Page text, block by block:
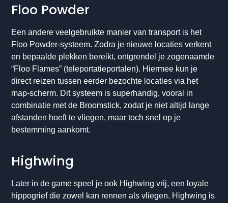
Floo Powder
Een andere veelgebruikte manier van transport is het
Floo Powder-systeem. Zodra je nieuwe locaties verkent
en bepaalde plekken bereikt, ontgrendel je zogenaamde
“Floo Flames” (teleportatieportalen). Hiermee kun je
direct reizen tussen eerder bezochte locaties via het
map-scherm. Dit systeem is superhandig, vooral in
combinatie met de Broomstick, zodat je niet altijd lange
afstanden hoeft te vliegen, maar toch snel op je
bestemming aankomt.
Highwing
Later in de game speel je ook Highwing vrij, een loyale
hippogrief die zowel kan rennen als vliegen. Highwing is